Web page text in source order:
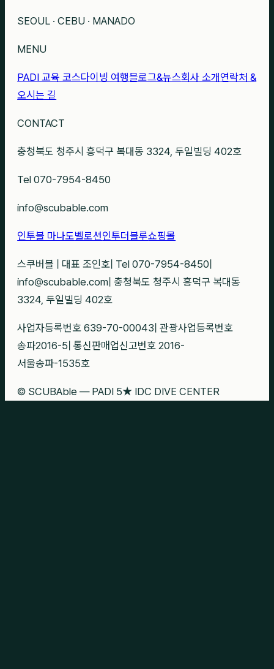
SEOUL · CEBU · MANADO
MENU
PADI 교육 코스다이빙 여행블로그&뉴스회사 소개 연락처 &
오시는 길
CONTACT
충청북도 청주시 흥덕구 복대동 3324, 두일빌딩 402호
Tel 070-7954-8450
info@scubable.com
인투블 마나도벨로션인투더블루쇼핑몰
스쿠버블 대표 조인호 Tel 070-7954-8450
info@scubable.com 충청북도 청주시 흥덕구 복대동
3324, 두일빌딩 402호
사업자등록번호 639-70-00043 관광사업등록번호
송파2016-5 통신판매업신고번호 2016-
서울송파-1535호
© SCUBAble — PADI 5★ IDC DIVE CENTER